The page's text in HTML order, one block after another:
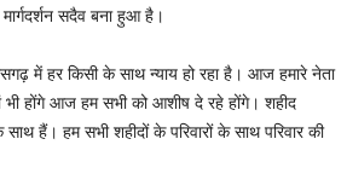
सदैव बना हुआ है।
में हर किसी के साथ न्याय हो रहा है। आज हमारे नेता
भी होंगे आज हम सभी को आशीष दे रहे होंगे। शहीद
हैं। हम सभी शहीदों के परिवारों के साथ परिवार की